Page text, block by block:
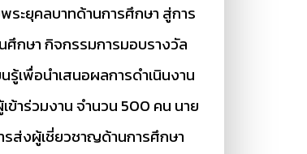
ระยุคลบาทด้านการศึกษา สู่การ
ศึกษา กิจกรรมการมอบรางวัล
เพื่อนำเสนอผลการดำเนินงาน
าร่วมงาน จำนวน 500 คน นาย
รส่งผู้เชี่ยวชาญด้านการศึกษา